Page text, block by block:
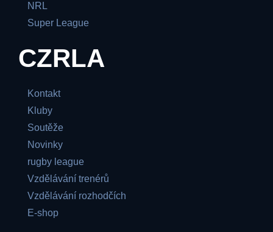
NRL
Super League
CZRLA
Kontakt
Kluby
Soutěže
Novinky
rugby league
Vzdělávání trenérů
Vzdělávání rozhodčích
E-shop